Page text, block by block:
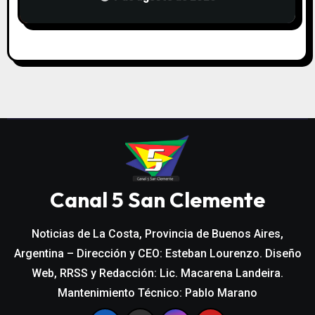
Canal 5 San Clemente
Noticias de La Costa, Provincia de Buenos Aires,
Argentina – Dirección y CEO: Esteban Lourenzo. Diseño
Web, RRSS y Redacción: Lic. Macarena Landeira.
Mantenimiento Técnico: Pablo Marano